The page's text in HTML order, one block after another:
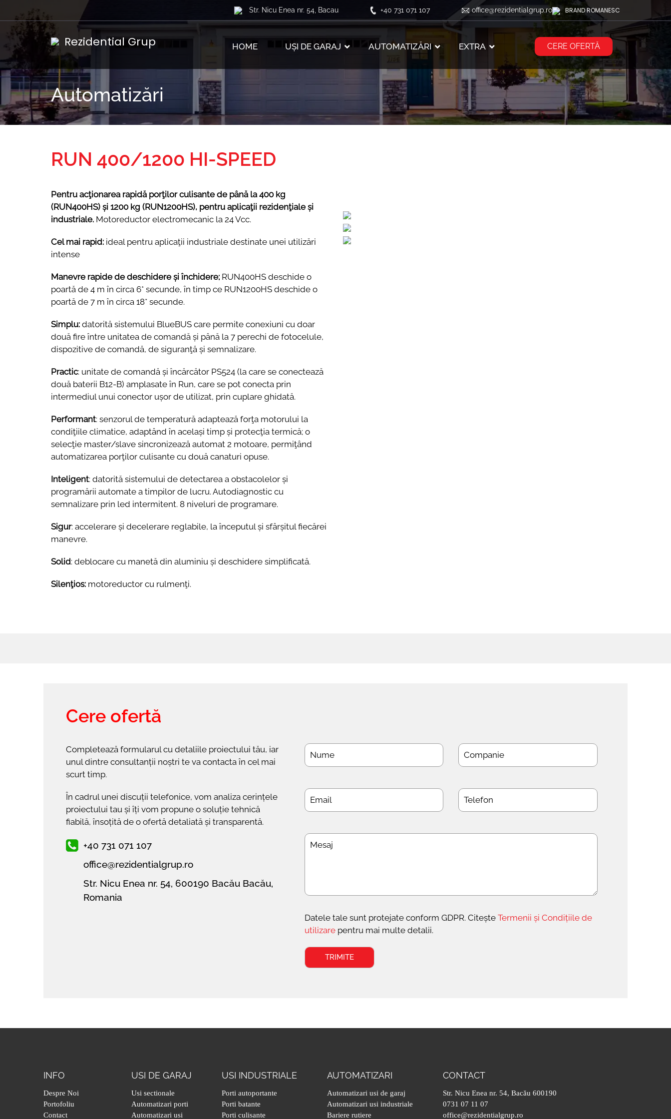
to
content
Str. Nicu Enea nr. 54, Bacau +40 731 071 107 office@rezidentialgrup.ro BRAND ROMANESC
Rezidential Grup HOME UȘI DE GARAJ AUTOMATIZĂRI EXTRA CERE OFERTĂ
Automatizări
RUN 400/1200 HI-SPEED
Pentru acţionarea rapidă porţilor culisante de până la 400 kg
(RUN400HS) și 1200 kg (RUN1200HS), pentru aplicaţii rezidenţiale și
industriale. Motoreductor electromecanic la 24 Vcc.
Cel mai rapid: ideal pentru aplicaţii industriale destinate unei utilizări
intense
Manevre rapide de deschidere și închidere; RUN400HS deschide o
poartă de 4 m în circa 6* secunde, în timp ce RUN1200HS deschide o
poartă de 7 m în circa 18* secunde.
Simplu: datorită sistemului BlueBUS care permite conexiuni cu doar
două fire între unitatea de comandă și până la 7 perechi de fotocelule,
dispozitive de comandă, de siguranţă și semnalizare.
Practic: unitate de comandă și încărcător PS524 (la care se conectează
două baterii B12-B) amplasate în Run, care se pot conecta prin
intermediul unui conector ușor de utilizat, prin cuplare ghidată.
Performant: senzorul de temperatură adaptează forţa motorului la
condiţiile climatice, adaptând în același timp și protecţia termică; o
selecţie master/slave sincronizează automat 2 motoare, permiţând
automatizarea porţilor culisante cu două canaturi opuse.
Inteligent: datorită sistemului de detectarea a obstacolelor și
programării automate a timpilor de lucru. Autodiagnostic cu
semnalizare prin led intermitent. 8 niveluri de programare.
Sigur: accelerare și decelerare reglabile, la începutul și sfârșitul fiecărei
manevre.
Solid: deblocare cu manetă din aluminiu și deschidere simplificată.
Silenţios: motoreductor cu rulmenţi.
Cere ofertă
Completează formularul cu detaliile proiectului tău, iar
unul dintre consultanții noștri te va contacta în cel mai
scurt timp.
În cadrul unei discuții telefonice, vom analiza cerințele
proiectului tau și îți vom propune o soluție tehnică
fiabilă, însoțită de o ofertă detaliată și transparentă.
+40 731 071 107
office@rezidentialgrup.ro
Str. Nicu Enea nr. 54, 600190 Bacău Bacău,
Romania
Datele tale sunt protejate conform GDPR. Citește Termenii și Condițiile de
utilizarepentru mai multe detalii.
INFO
Despre Noi
Portofoliu
Contact
USI DE GARAJ
Usi sectionale
Automatizari porti
Automatizari usi
USI INDUSTRIALE
Porti autoportante
Porti batante
Porti culisante
AUTOMATIZARI
Automatizari usi de garaj
Automatizari usi industriale
Bariere rutiere
CONTACT
Str. Nicu Enea nr. 54, Bacău 600190
0731 07 11 07
office@rezidentialgrup.ro